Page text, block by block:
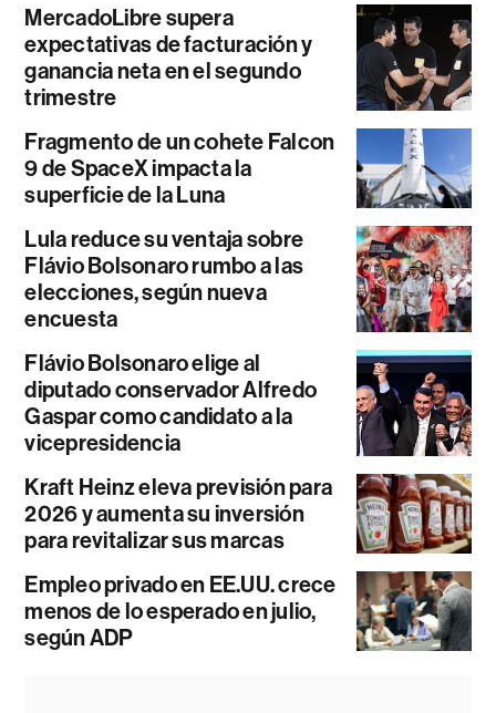
MercadoLibre supera
expectativas de facturación y
ganancia neta en el segundo
trimestre
Fragmento de un cohete Falcon
9 de SpaceX impacta la
superficie de la Luna
Lula reduce su ventaja sobre
Flávio Bolsonaro rumbo a las
elecciones, según nueva
encuesta
Flávio Bolsonaro elige al
diputado conservador Alfredo
Gaspar como candidato a la
vicepresidencia
Kraft Heinz eleva previsión para
2026 y aumenta su inversión
para revitalizar sus marcas
Empleo privado en EE.UU. crece
menos de lo esperado en julio,
según ADP